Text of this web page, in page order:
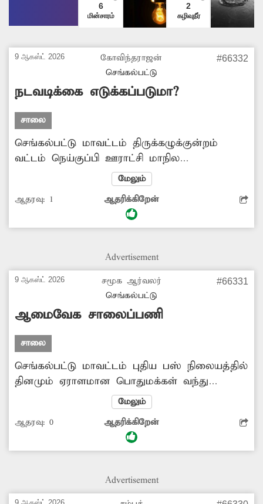
6
மின்சாரம்
2
கழிவுநீர்
9 ஆகஸ்ட் 2026
கோவிந்தராஜன்
செங்கல்பட்டு
#66332
நடவடிக்கை எடுக்கப்படுமா?
சாலை
செங்கல்பட்டு மாவட்டம் திருக்கழுக்குன்றம்
வட்டம் நெய்குப்பி ஊராட்சி மாநில
நெடுஞ்சாலையின் இருபுறமும் கடைகள்
ஆக்கிரமைத்துள்ளன. இதனால் நடந்து செல்லும்
பாதசாரிகள் சாலையில் இறங்கி நடந்துசெல்லும்
நிலை ஏற்பட்டுள்ளது. எனவே சம்பந்தப்பட்ட
மேலும்
ஆதரவு: 1 ஆதரிக்கிறேன்
Advertisement
9 ஆகஸ்ட் 2026
சமூக ஆர்வலர்
செங்கல்பட்டு
#66331
ஆமைவேக சாலைப்பணி
சாலை
செங்கல்பட்டு மாவட்டம் புதிய பஸ் நிலையத்தில்
தினமும் ஏராளமான பொதுமக்கள் வந்து
செல்கின்றனர். இந்த பஸ்நிலையத்தின்
பின்புறமாக ஆஸ்பத்திரி அருகே சாலையில்
கழிவுநீர் தேங்கி நிற்கிறது. மேலும் அதன்அருகே
கழிவுநீர் கால்வாய் அமைக்கும் பணி மந்தமான
அந்த வழியாக வரும் பொதுமக்கள் சீரமம்
மேலும்
ஆதரவு: 0 ஆதரிக்கிறேன்
Advertisement